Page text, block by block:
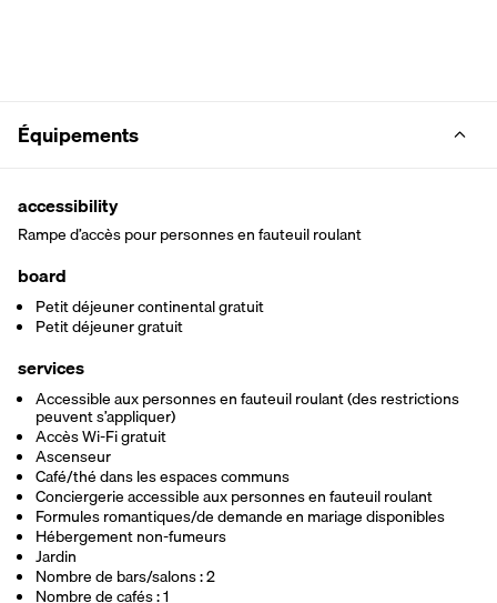
Équipements
accessibility
Rampe d’accès pour personnes en fauteuil roulant
board
Petit déjeuner continental gratuit
Petit déjeuner gratuit
services
Accessible aux personnes en fauteuil roulant (des restrictions
peuvent s’appliquer)
Accès Wi-Fi gratuit
Ascenseur
Café/thé dans les espaces communs
Conciergerie accessible aux personnes en fauteuil roulant
Formules romantiques/de demande en mariage disponibles
Hébergement non-fumeurs
Jardin
Nombre de bars/salons : 2
Nombre de cafés : 1